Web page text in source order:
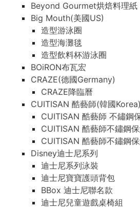
Beyond Gourmet烘焙料理紙
Big Mouth(美國US)
造型游泳圈
造型海灘毯
造型飲料杯游泳圈
BOiRON布瓦宏
CRAZE(德國Germany)
CRAZE降臨曆
CUITISAN 酷藝師(韓國Korea)
CUITISAN 酷藝師 不鏽鋼
CUITISAN 酷藝師不鏽鋼
CUITISAN 酷藝師不鏽鋼
Disney迪士尼系列
迪士尼系列泳裝
迪士尼寶寶護頭背包
BBox 迪士尼聯名款
迪士尼兒童遊戲桌椅組